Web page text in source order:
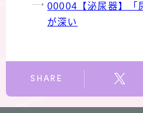
00004【泌尿器】「
が深い
SHARE